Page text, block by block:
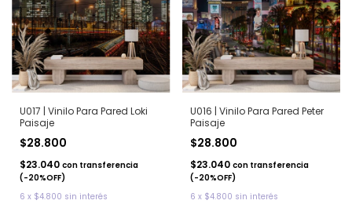
U017 | Vinilo Para Pared Loki
Paisaje
$28.800
$23.040 con transferencia
(-20%OFF)
6 x $4.800 sin interés
U016 | Vinilo Para Pared Peter
Paisaje
$28.800
$23.040 con transferencia
(-20%OFF)
6 x $4.800 sin interés